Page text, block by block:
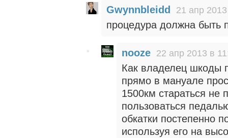
Gwynnbleidd 21 апр
процедура должна быть
nooze 22 апр 2013 в
Как владелец шкоды
прямо в мануале
1500км стараться не
пользоваться
обкатки постепенно
используя его на